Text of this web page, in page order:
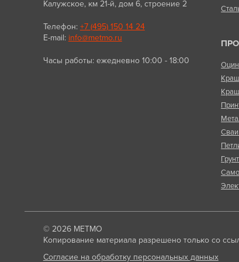
Калужское, км 21-й, дом 6, строение 2
Телефон: +7 (495) 150 14 24
E-mail: info@metmo.ru
Часы работы: ежедневно 10:00 - 18:00
Сваи
© 2026 МЕТМО
Копирование материала разрешено только со
Согласие на обработку персональных данных